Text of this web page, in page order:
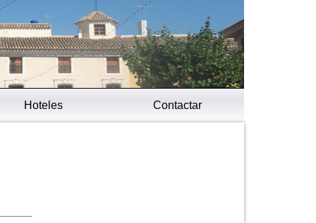
Hoteles Contactar